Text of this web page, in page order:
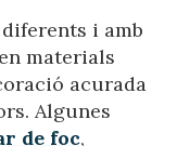
i amb
materials
acurada
Algunes
de foc,